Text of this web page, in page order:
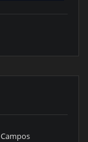
Campos